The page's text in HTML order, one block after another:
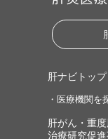
肝ナビトップ
・医療機関を
肝がん・重
治療研究促